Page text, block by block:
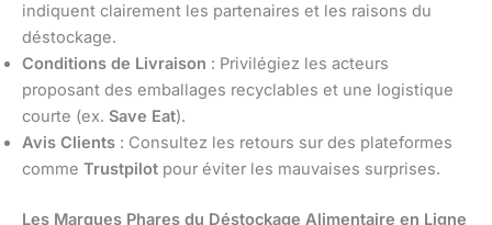
indiquent clairement les partenaires et les raisons du
déstockage.
Conditions de Livraison : Privilégiez les acteurs
proposant des emballages recyclables et une logistique
courte (ex. Save Eat).
Avis Clients : Consultez les retours sur des plateformes
comme Trustpilot pour éviter les mauvaises surprises.
Les Marques Phares du Déstockage Alimentaire en Ligne